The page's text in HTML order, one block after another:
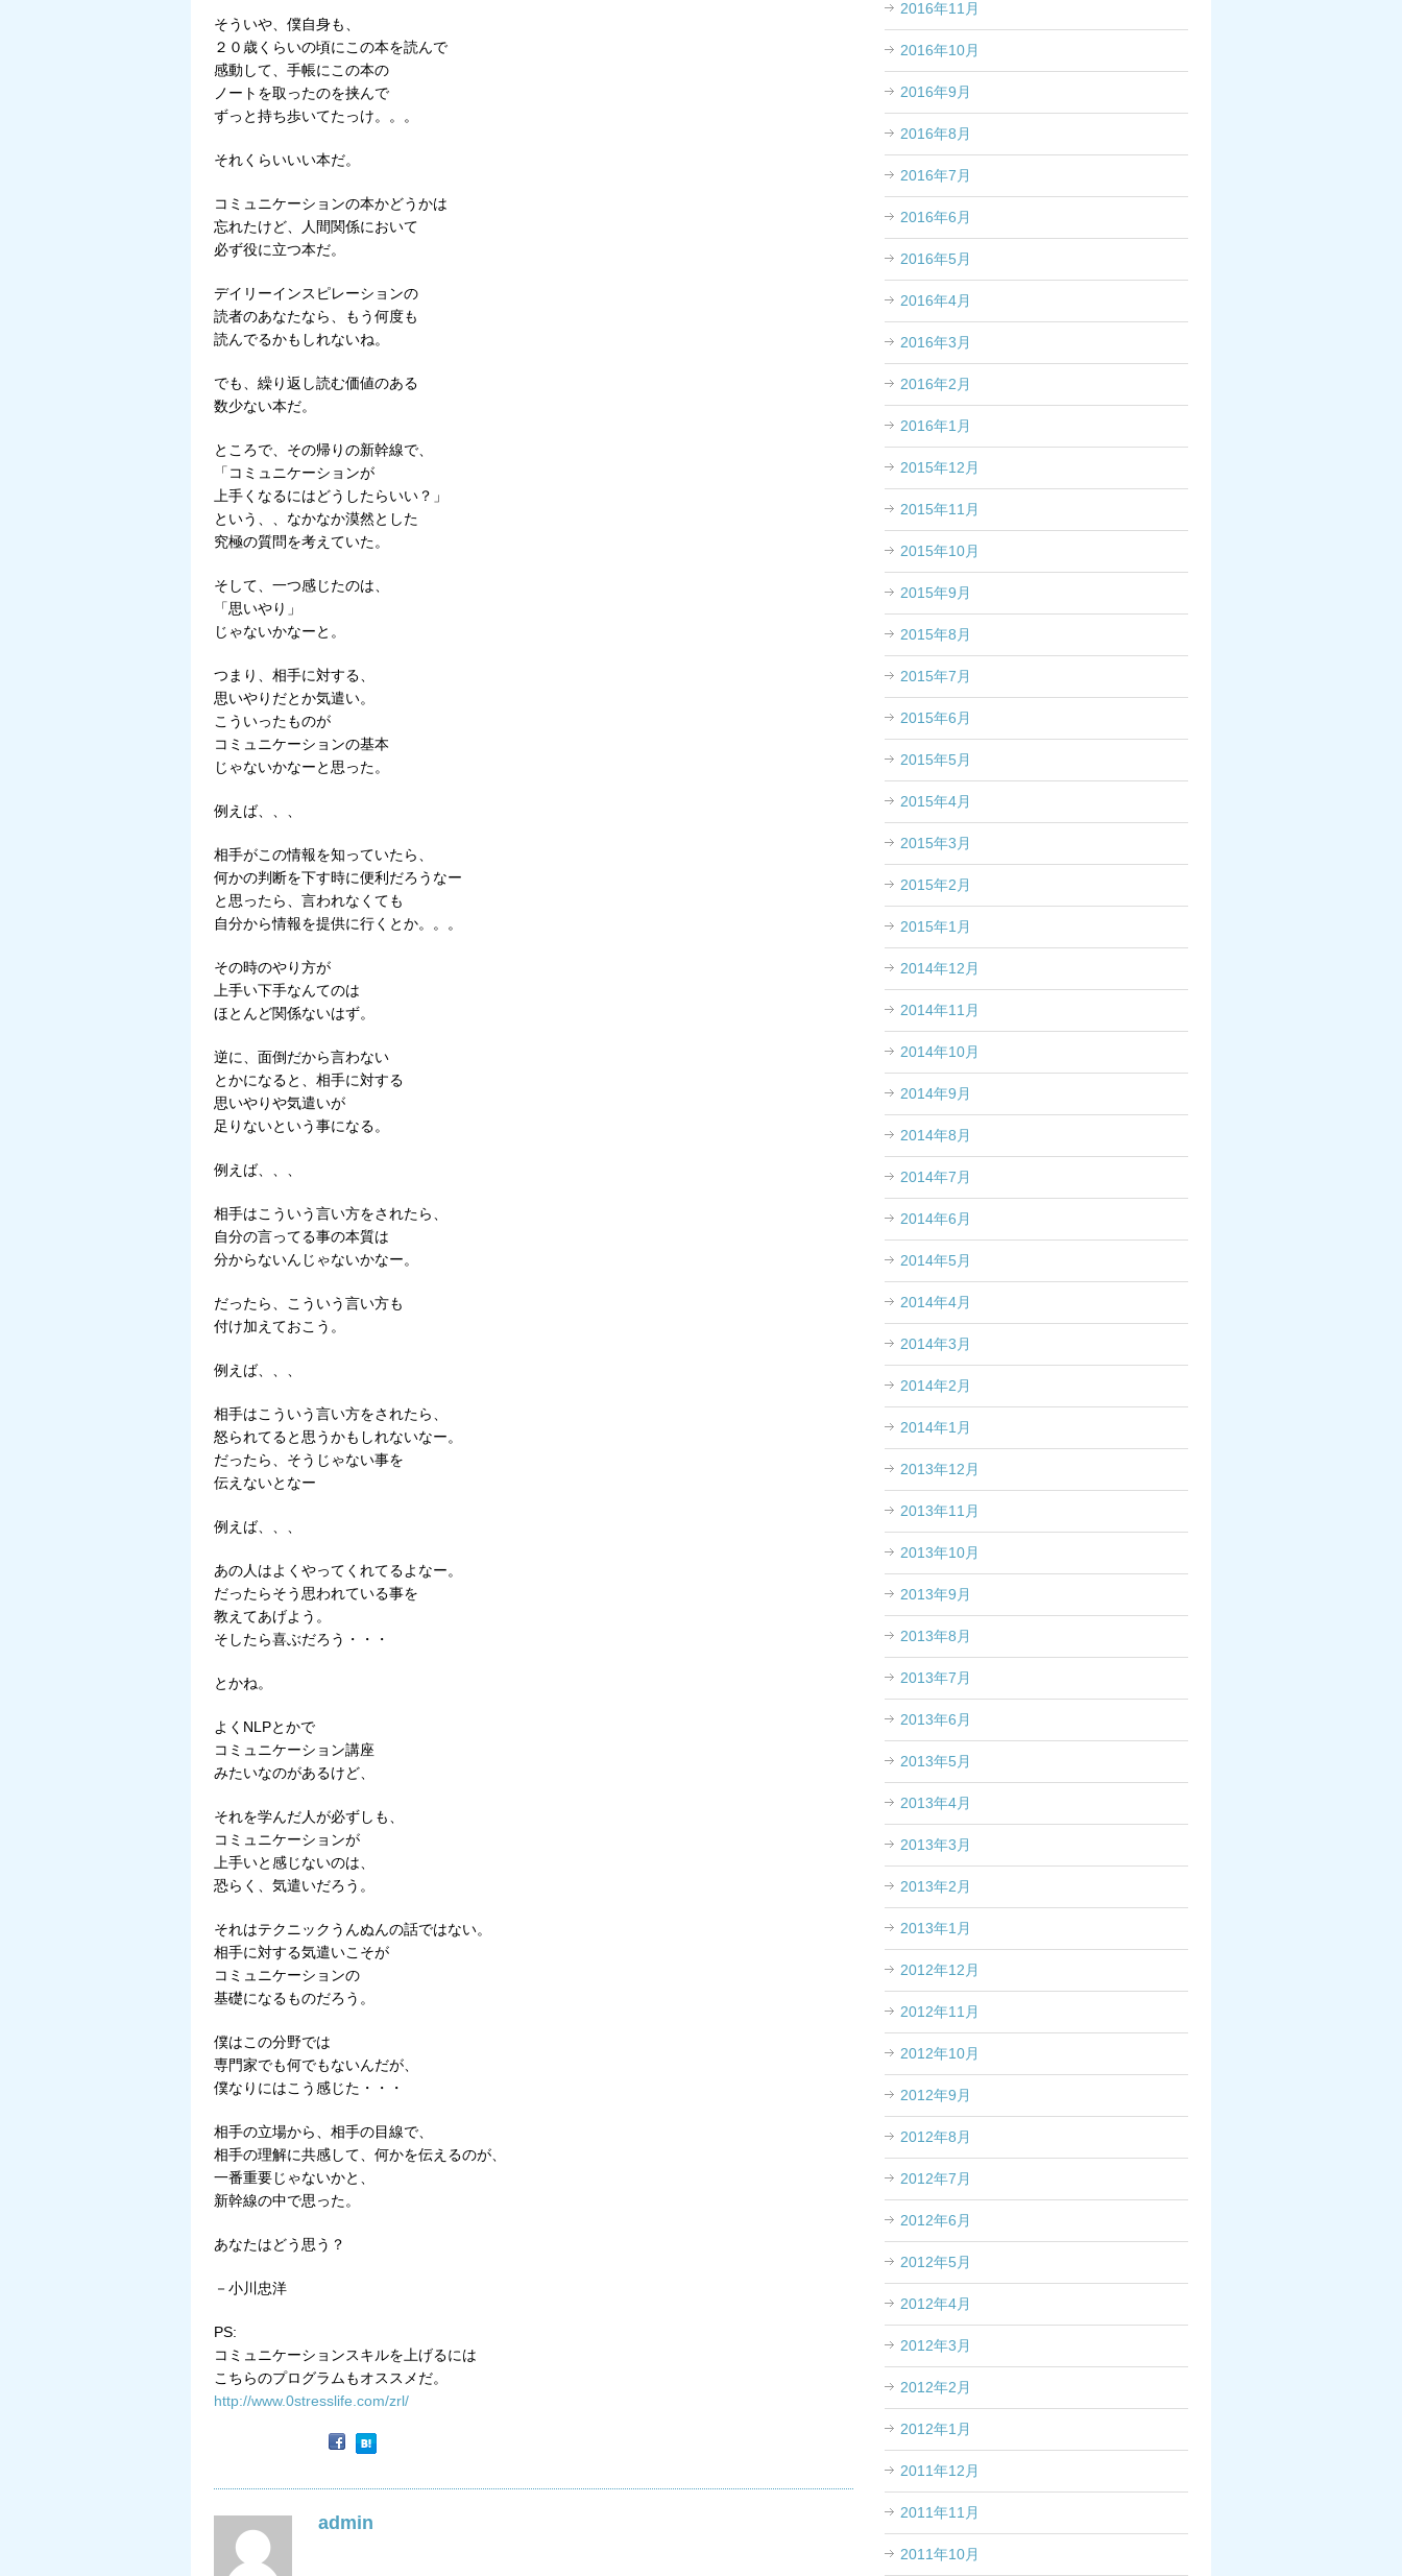
そういや、僕自身も、
２０歳くらいの頃にこの本を読んで
感動して、手帳にこの本の
ノートを取ったのを挟んで
ずっと持ち歩いてたっけ。。。
それくらいいい本だ。
コミュニケーションの本かどうかは
忘れたけど、人間関係において
必ず役に立つ本だ。
デイリーインスピレーションの
読者のあなたなら、もう何度も
読んでるかもしれないね。
でも、繰り返し読む価値のある
数少ない本だ。
ところで、その帰りの新幹線で、
「コミュニケーションが
上手くなるにはどうしたらいい？」
という、、なかなか漠然とした
究極の質問を考えていた。
そして、一つ感じたのは、
「思いやり」
じゃないかなーと。
つまり、相手に対する、
思いやりだとか気遣い。
こういったものが
コミュニケーションの基本
じゃないかなーと思った。
例えば、、、
相手がこの情報を知っていたら、
何かの判断を下す時に便利だろうなー
と思ったら、言われなくても
自分から情報を提供に行くとか。。。
その時のやり方が
上手い下手なんてのは
ほとんど関係ないはず。
逆に、面倒だから言わない
とかになると、相手に対する
思いやりや気遣いが
足りないという事になる。
例えば、、、
相手はこういう言い方をされたら、
自分の言ってる事の本質は
分からないんじゃないかなー。
だったら、こういう言い方も
付け加えておこう。
例えば、、、
相手はこういう言い方をされたら、
怒られてると思うかもしれないなー。
だったら、そうじゃない事を
伝えないとなー
例えば、、、
あの人はよくやってくれてるよなー。
だったらそう思われている事を
教えてあげよう。
そしたら喜ぶだろう・・・
とかね。
よくNLPとかで
コミュニケーション講座
みたいなのがあるけど、
それを学んだ人が必ずしも、
コミュニケーションが
上手いと感じないのは、
恐らく、気遣いだろう。
それはテクニックうんぬんの話ではない。
相手に対する気遣いこそが
コミュニケーションの
基礎になるものだろう。
僕はこの分野では
専門家でも何でもないんだが、
僕なりにはこう感じた・・・
相手の立場から、相手の目線で、
相手の理解に共感して、何かを伝えるのが、
一番重要じゃないかと、
新幹線の中で思った。
あなたはどう思う？
－小川忠洋
PS:
コミュニケーションスキルを上げるには
こちらのプログラムもオススメだ。
http://www.0stresslife.com/zrl/
admin
2016年11月
2016年10月
2016年9月
2016年8月
2016年7月
2016年6月
2016年5月
2016年4月
2016年3月
2016年2月
2016年1月
2015年12月
2015年11月
2015年10月
2015年9月
2015年8月
2015年7月
2015年6月
2015年5月
2015年4月
2015年3月
2015年2月
2015年1月
2014年12月
2014年11月
2014年10月
2014年9月
2014年8月
2014年7月
2014年6月
2014年5月
2014年4月
2014年3月
2014年2月
2014年1月
2013年12月
2013年11月
2013年10月
2013年9月
2013年8月
2013年7月
2013年6月
2013年5月
2013年4月
2013年3月
2013年2月
2013年1月
2012年12月
2012年11月
2012年10月
2012年9月
2012年8月
2012年7月
2012年6月
2012年5月
2012年4月
2012年3月
2012年2月
2012年1月
2011年12月
2011年11月
2011年10月